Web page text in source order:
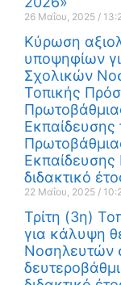
26 Μαΐου, 2025
Κύρωση
υποψηφίων
Σχολικών
Τοπικής
Εκπαίδευσης
Εκπαίδευσης
διδακτικό
22 Μαΐου, 2025
Τρίτη (3η)
για κάλυψη
Νοσηλευτών